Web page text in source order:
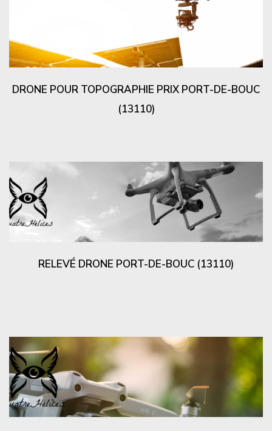
DRONE POUR TOPOGRAPHIE PRIX PORT-DE-BOUC
(13110)
RELEVÉ DRONE PORT-DE-BOUC (13110)